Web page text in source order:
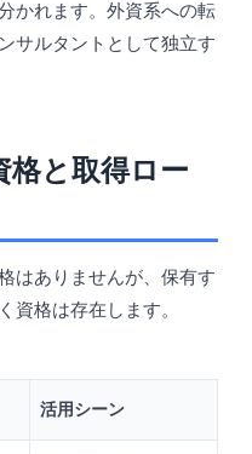
かれます。外資系への転
サルタントとして独立す
格と取得ロー
はありませんが、保有す
資格は存在します。
活用シーン